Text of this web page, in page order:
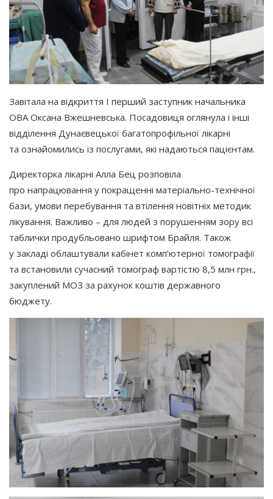
Завітала на відкриття I перший заступник начальника
ОВА Оксана Вжешневська. Посадовиця оглянула і інші
відділення Дунаєвецької багатопрофільної лікарні
та ознайомились із послугами, які надаються пацієнтам.
Директорка лікарні Алла Бец розповіла
про напрацювання у покращенні матеріально-технічної
бази, умови перебування та втілення новітніх методик
лікування. Важливо – для людей з порушенням зору всі
таблички продубльовано шрифтом Брайля. Також
у закладі облаштували кабінет комп’ютерної томографії
та встановили сучасний томограф вартістю 8,5 млн грн.,
закуплений МОЗ за рахунок коштів державного
бюджету.